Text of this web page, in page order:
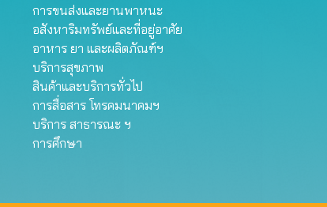
การขนส่งและยานพาหนะ
อสังหาริมทรัพย์และที่อยู่อาศัย
อาหาร ยา และผลิตภัณฑ์ฯ
บริการสุขภาพ
สินค้าและบริการทั่วไป
การสื่อสาร โทรคมนาคมฯ
บริการ สาธารณะ ฯ
การศึกษา